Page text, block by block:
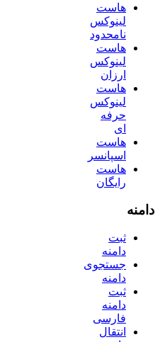
هاست
لینوکس
نامحدود
هاست
لینوکس
ارزان
هاست
لینوکس
حرفه
ای
هاست
اسپانسر
هاست
رایگان
دامنه
ثبت
دامنه
جستجوی
دامنه
ثبت
دامنه
فارسی
انتقال